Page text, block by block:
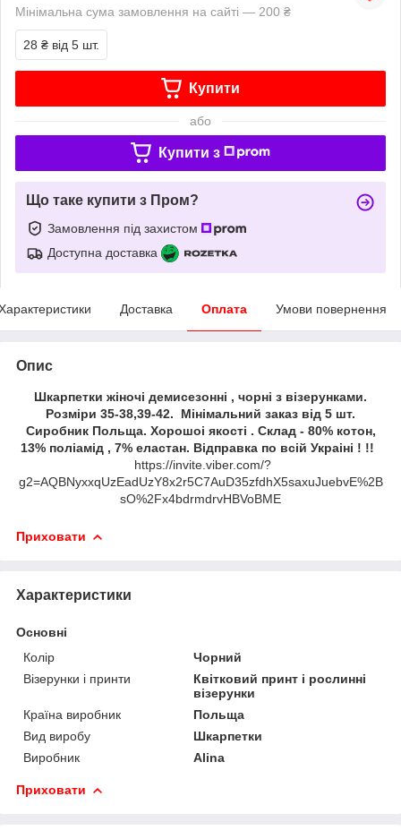
Мінімальна сума замовлення на сайті — 200 ₴
28 ₴ від 5 шт.
Купити
або
Купити з
Що таке купити з Пром?
Замовлення під захистом
Доступна доставка
Доставка Оплата Умови повернення
Опис
Шкарпетки жіночі демисезонні , чорні з візерунками.
Розміри 35-38,39-42. Мінімальний заказ від 5 шт.
Сиробник Польща. Хорошоі якості . Склад - 80% котон,
13% поліамід , 7% еластан. Відправка по всій Украіні ! !!
https://invite.viber.com/?
g2=AQBNyxxqUzEadUzY8x2r5C7AuD35zfdhX5saxuJuebvE%2B
sO%2Fx4bdrmdrvHBVoBME
Приховати
Характеристики
Основні
Колір
Чорний
Візерунки і принти
Квітковий принт і рослинні
візерунки
Країна виробник
Польща
Вид виробу
Шкарпетки
Виробник
Alina
Приховати